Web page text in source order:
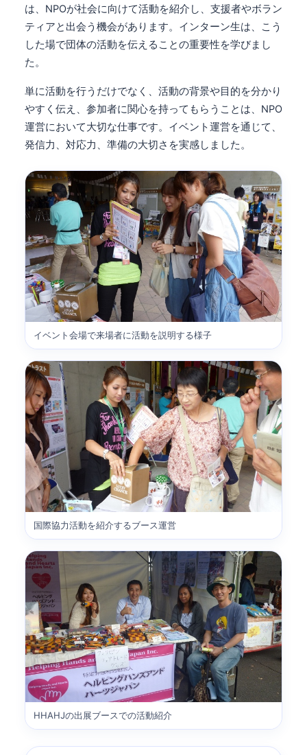
は、NPOが社会に向けて活動を紹介し、支援者やボラン
ティアと出会う機会があります。インターン生は、こう
した場で団体の活動を伝えることの重要性を学びまし
た。
単に活動を行うだけでなく、活動の背景や目的を分かり
やすく伝え、参加者に関心を持ってもらうことは、NPO
運営において大切な仕事です。イベント運営を通じて、
発信力、対応力、準備の大切さを実感しました。
イベント会場で来場者に活動を説明する様子
国際協力活動を紹介するブース運営
HHAHJの出展ブースでの活動紹介